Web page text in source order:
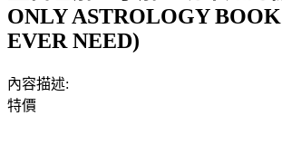
ONLY ASTROLOGY
EVER NEED)
內容描述:
特價